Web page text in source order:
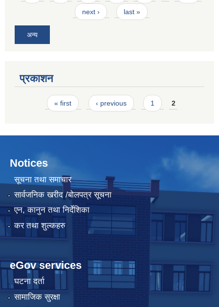
next › last »
अन्य
प्रकाशन
Pages« first ‹ previous 1 2
Notices
सूचना तथा समाचार
सार्वजनिक खरीद /बोलपत्र सूचना
एन, कानुन तथा निर्देशिका
कर तथा शुल्कहरु
eGov services
घटना दर्ता
सामाजिक सुरक्षा